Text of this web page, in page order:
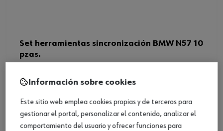
Set herramientas sincronización BMW N57 10
pzas.
Información sobre cookies
Este sitio web emplea cookies propias y de terceros para
gestionar el portal, personalizar el contenido, analizar el
comportamiento del usuario y ofrecer funciones para